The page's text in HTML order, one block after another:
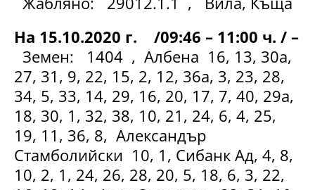
На 15.10.2020 г. /09:46 – 11:00 ч. / –
Земен: 1404 , Албена 16, 13, 30а,
27, 31, 9, 22, 15, 2, 12, 36а, 3, 23, 28,
34, 5, 33, 14, 29, 16, 20, 17, 7, 40, 29а,
18, 30, 1, 32, 38, 10, 21, 24, 6, 4, 25,
19, 11, 36, 8, Александър
Стамболийски 10, 1, Сибанк Ад, 4, 8,
10, 2, 1, 24, 26, 28, 20, 5, 18, 6, 3, 22,